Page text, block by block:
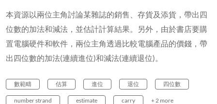
本資源以兩位主角討論某雜誌的銷售、存貨及添貨，帶出四
位數的加法和減法，並估計計算結果。另外，由於書店要購
置電腦硬件和軟件，兩位主角透過比較電腦產品的價錢，帶
出四位數的加法(連續進位)和減法(連續退位)。
數範疇 估算 進位 退位 四位數
number strand estimate carry + 2 more